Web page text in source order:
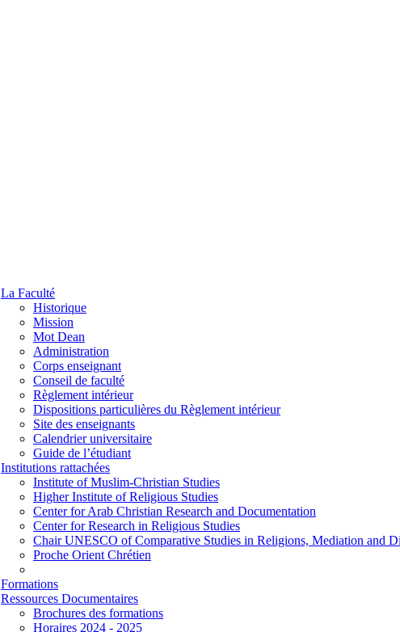
La Faculté
Historique
Mission
Mot Dean
Administration
Corps enseignant
Conseil de faculté
Règlement intérieur
Dispositions particulières du Règlement intérieur
Site des enseignants
Calendrier universitaire
Guide de l’étudiant
Institutions rattachées
Institute of Muslim-Christian Studies
Higher Institute of Religious Studies
Center for Arab Christian Research and Documentation
Center for Research in Religious Studies
Chair UNESCO of Comparative Studies in Religions, Mediation and
Proche Orient Chrétien
Formations
Ressources Documentaires
Brochures des formations
Horaires 2024 - 2025